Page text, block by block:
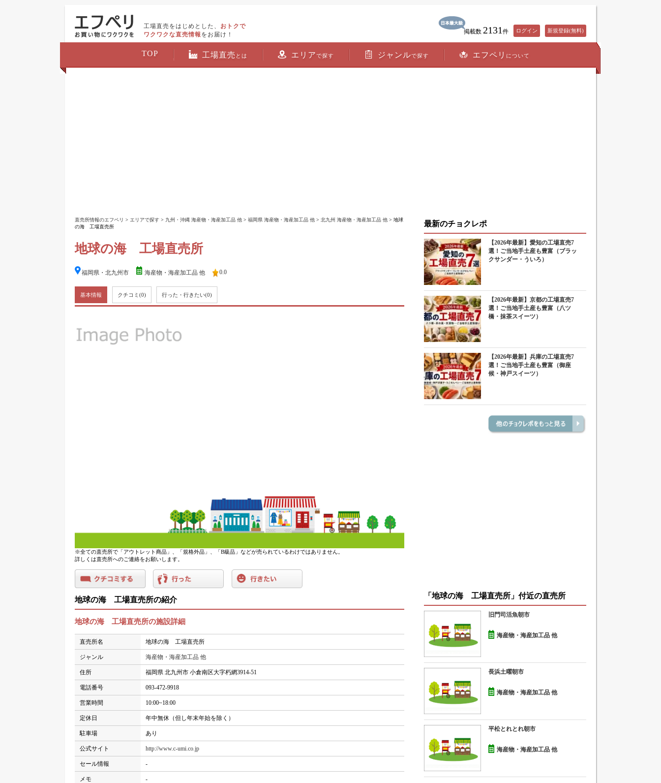
工場直売をはじめとした、 おトクで
ワクワクな直売情報 をお届け！ 掲載数 2131 件 ログイン 新規登録(無料)
TOP 工場直売 とは エリアで探す ジャンルで探す エフペリ について
直売所情報のエフペリ > エリアで探す > 九州・沖縄 海産物・海産加工品 他 > 福岡県 海産物・海産加工品 他 > 北九州 海産物・海産加工品 他 > 地球
の海 工場直売所
地球の海 工場直売所
福岡県・北九州市 海産物・海産加工品 他 0.0
基本情報 クチコミ (0) 行った・行きたい(0)
※全ての直売所で「アウトレット商品」、「規格外品」、「B級品」などが売られているわけではありません。
詳しくは直売所へのご連絡をお願いします。
地球の海 工場直売所の紹介
地球の海 工場直売所の施設詳細
直売所名 地球の海 工場直売所
ジャンル 海産物・海産加工品 他
住所 福岡県 北九州市 小倉南区大字朽網3914-51
電話番号 093-472-9918
営業時間 10:00~18:00
定休日 年中無休（但し年末年始を除く）
駐車場 あり
公式サイト http://www.c-umi.co.jp
セール情報 -
メモ -
最新のチョクレポ
【2026年最新】愛知の工場直売7
選！ご当地手土産も豊富（ブラッ
クサンダー・ういろ）
【2026年最新】京都の工場直売7
選！ご当地手土産も豊富（八ツ
橋・抹茶スイーツ）
【2026年最新】兵庫の工場直売7
選！ご当地手土産も豊富（御座
候・神戸スイーツ）
「地球の海 工場直売所」付近の直売所
旧門司活魚朝市
海産物・海産加工品 他
長浜土曜朝市
海産物・海産加工品 他
平松とれとれ朝市
海産物・海産加工品 他